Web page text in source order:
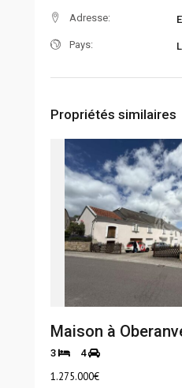
Adresse:
Pays:
Propriétés similaires
Maison à
3 4
1.275.000€